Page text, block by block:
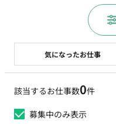
該当するお仕事数0件
募集中のみ表示
気になったお仕事